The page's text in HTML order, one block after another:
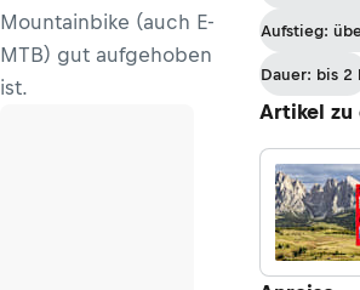
Mountainbike (auch E-
MTB) gut aufgehoben
ist.
Aufstieg:
Dauer: bis 2
Artikel zu